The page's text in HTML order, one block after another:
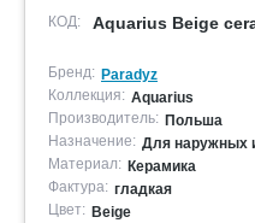
КОД: Aquarius Beige
Бренд: Paradyz
Коллекция: Aquarius
Производитель: Польша
Назначение: Для наружных
Материал: Керамика
Фактура: гладкая
Цвет: Beige